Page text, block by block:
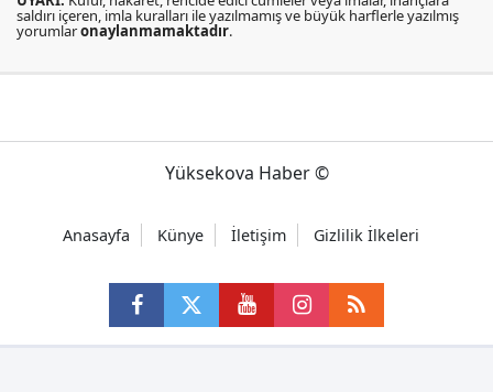
saldırı içeren, imla kuralları ile yazılmamış ve büyük harflerle yazılmış
yorumlaronaylanmamaktadır.
Yüksekova Haber ©
Anasayfa Künye İletişim Gizlilik İlkeleri